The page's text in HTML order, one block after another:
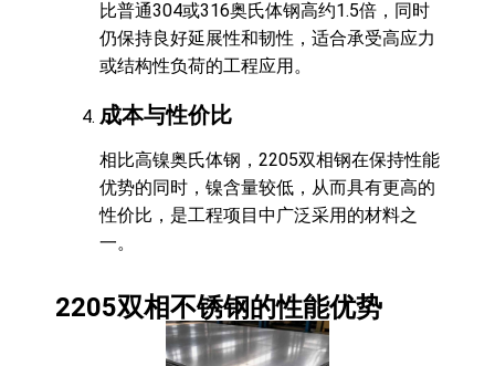
比普通304或316奥氏体钢高约1.5倍，同时
仍保持良好延展性和韧性，适合承受高应力
或结构性负荷的工程应用。
成本与性价比
相比高镍奥氏体钢，2205双相钢在保持性能
优势的同时，镍含量较低，从而具有更高的
性价比，是工程项目中广泛采用的材料之
一。
2205双相不锈钢的性能优势